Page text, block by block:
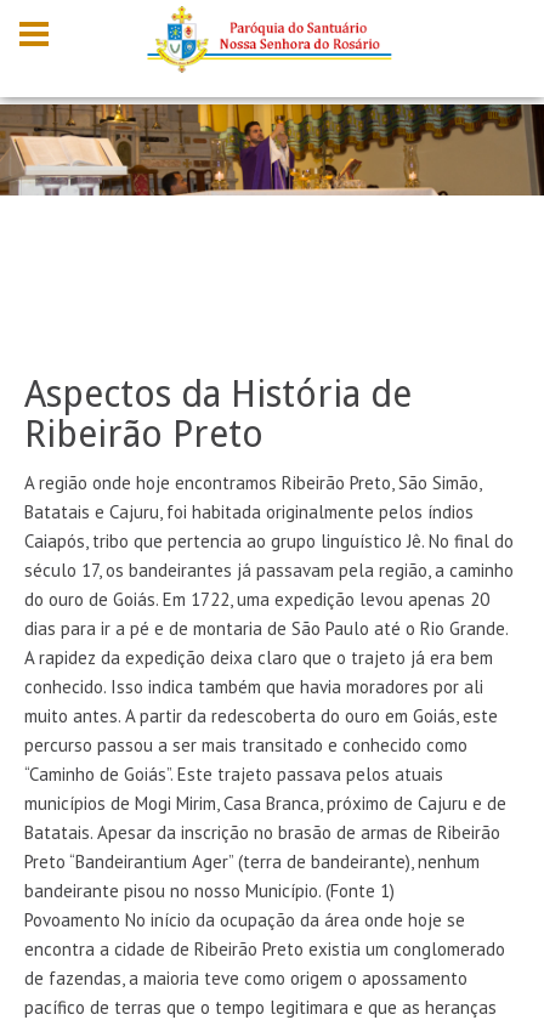
Aspectos da História de
Ribeirão Preto
A região onde hoje encontramos Ribeirão Preto, São Simão,
Batatais e Cajuru, foi habitada originalmente pelos índios
Caiapós, tribo que pertencia ao grupo linguístico Jê. No final do
século 17, os bandeirantes já passavam pela região, a caminho
do ouro de Goiás. Em 1722, uma expedição levou apenas 20
dias para ir a pé e de montaria de São Paulo até o Rio Grande.
A rapidez da expedição deixa claro que o trajeto já era bem
conhecido. Isso indica também que havia moradores por ali
muito antes. A partir da redescoberta do ouro em Goiás, este
percurso passou a ser mais transitado e conhecido como
“Caminho de Goiás”. Este trajeto passava pelos atuais
municípios de Mogi Mirim, Casa Branca, próximo de Cajuru e de
Batatais. Apesar da inscrição no brasão de armas de Ribeirão
Preto “Bandeirantium Ager” (terra de bandeirante), nenhum
bandeirante pisou no nosso Município. (Fonte 1)
Povoamento No início da ocupação da área onde hoje se
encontra a cidade de Ribeirão Preto existia um conglomerado
de fazendas, a maioria teve como origem o apossamento
pacífico de terras que o tempo legitimara e que as heranças